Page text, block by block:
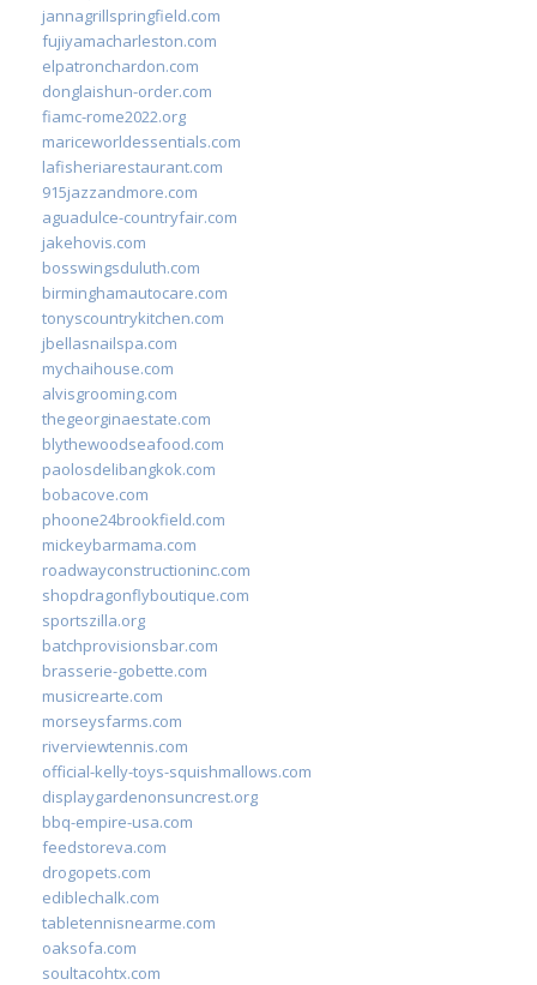
jannagrillspringfield.com
fujiyamacharleston.com
elpatronchardon.com
donglaishun-order.com
fiamc-rome2022.org
mariceworldessentials.com
lafisheriarestaurant.com
915jazzandmore.com
aguadulce-countryfair.com
jakehovis.com
bosswingsduluth.com
birminghamautocare.com
tonyscountrykitchen.com
jbellasnailspa.com
mychaihouse.com
alvisgrooming.com
thegeorginaestate.com
blythewoodseafood.com
paolosdelibangkok.com
bobacove.com
phoone24brookfield.com
mickeybarmama.com
roadwayconstructioninc.com
shopdragonflyboutique.com
sportszilla.org
batchprovisionsbar.com
brasserie-gobette.com
musicrearte.com
morseysfarms.com
riverviewtennis.com
official-kelly-toys-squishmallows.com
displaygardenonsuncrest.org
bbq-empire-usa.com
feedstoreva.com
drogopets.com
ediblechalk.com
tabletennisnearme.com
oaksofa.com
soultacohtx.com